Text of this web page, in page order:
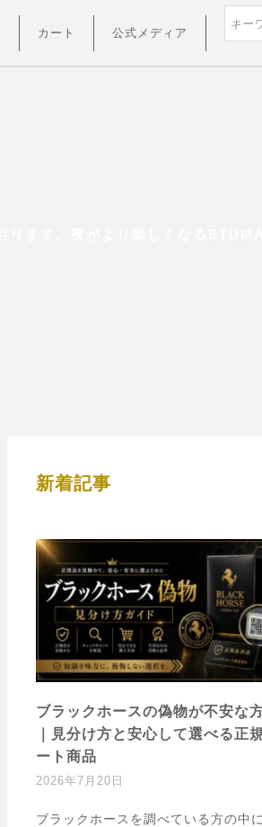
カート 公式メディア
新着記事
ブラックホースの偽物が不安な
｜見分け方と安心して選べる正
ート商品
2026年7月20日
ブラックホースを調べている方の中に